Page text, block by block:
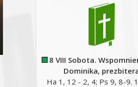
8 VIII Sobota.
Dominika,
Ha 1, 12 - 2, 4; Ps 9, 8-9.